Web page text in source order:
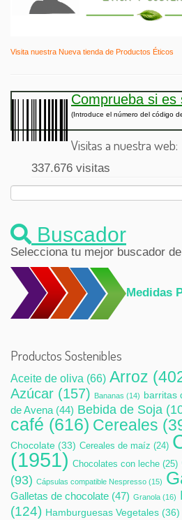
Visita nuestra Nueva tienda de Productos Éticos
Comprueba si es
(Introduce el número del código
Visitas a nuestra web:
337.676 visitas
Buscador
Selecciona tu mejor buscador
Medidas
Productos Sostenibles
Aceite de oliva (66) Arroz
Azúcar (157) Bananas (14) barritas
de Avena(44) Bebida de Soja
café (616) Cereales
Chocolate (33) Cereales de maíz (24)
(1951) Chocolates con leche (25)
(93) Cápsulas compatible Nespresso (15)
Galletas de chocolate (47) Granola (16)
(124) Hamburguesas Vegetales (36)